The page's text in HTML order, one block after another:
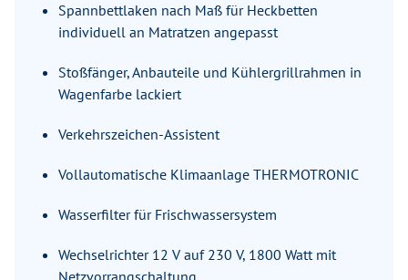
Spannbettlaken nach Maß für Heckbetten
individuell an Matratzen angepasst
Stoßfänger, Anbauteile und Kühlergrillrahmen in
Wagenfarbe lackiert
Verkehrszeichen-Assistent
Vollautomatische Klimaanlage THERMOTRONIC
Wasserfilter für Frischwassersystem
Wechselrichter 12 V auf 230 V, 1800 Watt mit